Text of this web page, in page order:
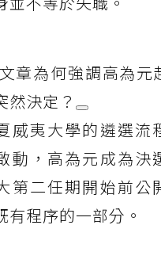
章為何強調高為元
然決定？
威夷大學的遴選流
動，高為元成為決
第二任期開始前公
有程序的一部分。